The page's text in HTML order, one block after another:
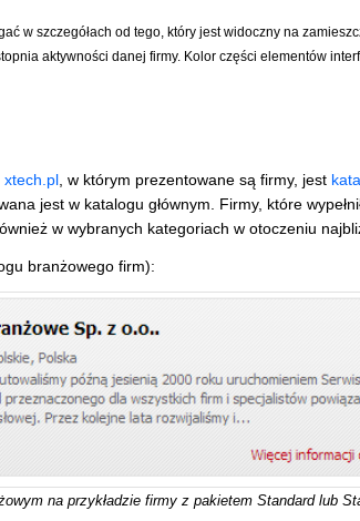
w szczegółach od tego, który jest widoczny na
aktywności danej firmy. Kolor części elementów
xtech.pl , w którym prezentowane są firmy, jest
jest w katalogu głównym. Firmy, które
w wybranych kategoriach w otoczeniu
branżowego firm):
na przykładzie firmy z pakietem Standard lub